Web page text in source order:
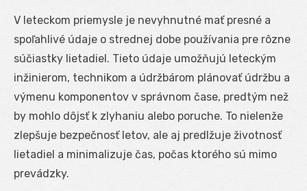
V leteckom priemysle je nevyhnutné mať presné a
spoľahlivé údaje o strednej dobe používania pre rôzne
súčiastky lietadiel. Tieto údaje umožňujú leteckým
inžinierom, technikom a údržbárom plánovať údržbu a
výmenu komponentov v správnom čase, predtým než
by mohlo dôjsť k zlyhaniu alebo poruche. To nielenže
zlepšuje bezpečnosť letov, ale aj predlžuje životnosť
lietadiel a minimalizuje čas, počas ktorého sú mimo
prevádzky.